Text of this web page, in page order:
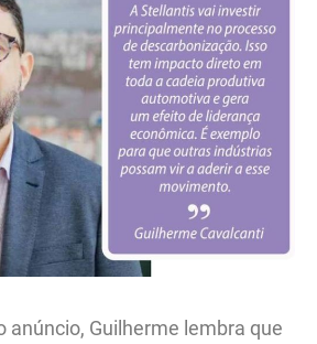
anúncio, Guilherme lembra que